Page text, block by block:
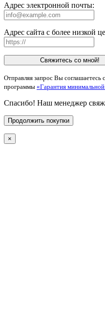
Адрес электронной почты:
Адрес сайта с более низкой
Свяжитесь со мной!
Отправляя запрос Вы соглашаетесь
программы «Гарантия
Спасибо! Наш менеджер
Продолжить покупки
×